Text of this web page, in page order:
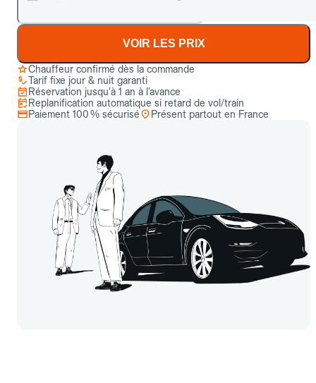
VOIR LES PRIX
Chauffeur confirmé dès la commande
Tarif fixe jour & nuit garanti
Réservation jusqu’à 1 an à l’avance
Replanification automatique si retard de vol/train
Paiement 100 % sécurisé
Présent partout en France